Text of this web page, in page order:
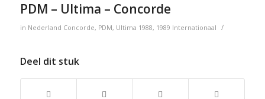
PDM – Ultima – Concorde
in Nederland Concorde, PDM, Ultima 1988, 1989 Internationaal /
Deel dit stuk